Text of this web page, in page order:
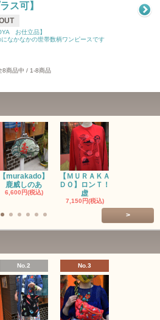
ス可】
お仕立品】
なかなかの世帯数柄ワンピースです
8商品中 / 1-8商品
【murakado】
鹿威しのあ
6,600円(税込)
【ＭＵＲＡＫＡ
ＤＯ】ロンＴ！
虚
7,150円(税込)
>
No.2 No.3